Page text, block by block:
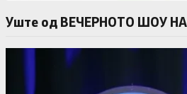
Уште од ВЕЧЕРНОТО ШОУ